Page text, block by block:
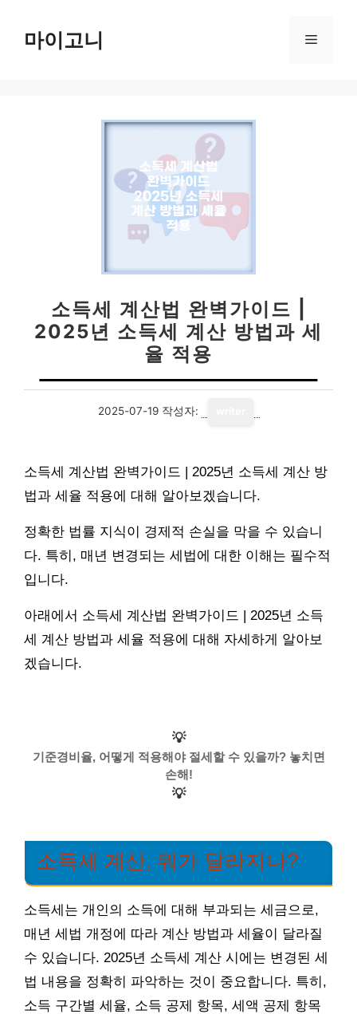
마이고니 메
소득세 계산법 완벽가이드 |
2025년 소득세 계산 방법과 세
율 적용
2025-07-19 작성자:
소득세 계산법 완벽가이드 | 2025년 소득세 계산 방
법과 세율 적용에 대해 알아보겠습니다.
정확한 법률 지식이 경제적 손실을 막을 수 있습니
다. 특히, 매년 변경되는 세법에 대한 이해는 필수적
입니다.
아래에서 소득세 계산법 완벽가이드 | 2025년 소득
세 계산 방법과 세율 적용에 대해 자세하게 알아보
겠습니다.
💡
기준경비율, 어떻게 적용해야 절세할 수 있을까? 놓치면
손해!
💡
소득세 계산, 뭐가 달라지나?
소득세는 개인의 소득에 대해 부과되는 세금으로,
매년 세법 개정에 따라 계산 방법과 세율이 달라질
수 있습니다. 2025년 소득세 계산 시에는 변경된 세
법 내용을 정확히 파악하는 것이 중요합니다. 특히,
소득 구간별 세율, 소득 공제 항목, 세액 공제 항목